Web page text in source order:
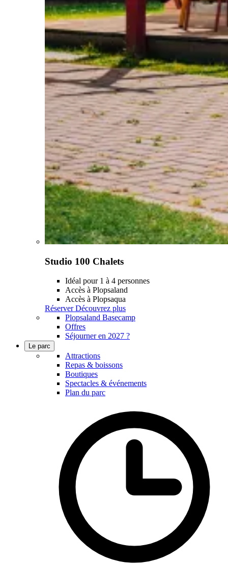
Studio 100 Chalets
Idéal pour 1 à 4 personnes
Accès à Plopsaland
Accès à Plopsaqua
Réserver Découvrez plus
Plopsaland Basecamp
Offres
Séjourner en 2027 ?
Le parc
Attractions
Repas & boissons
Boutiques
Spectacles & événements
Plan du parc